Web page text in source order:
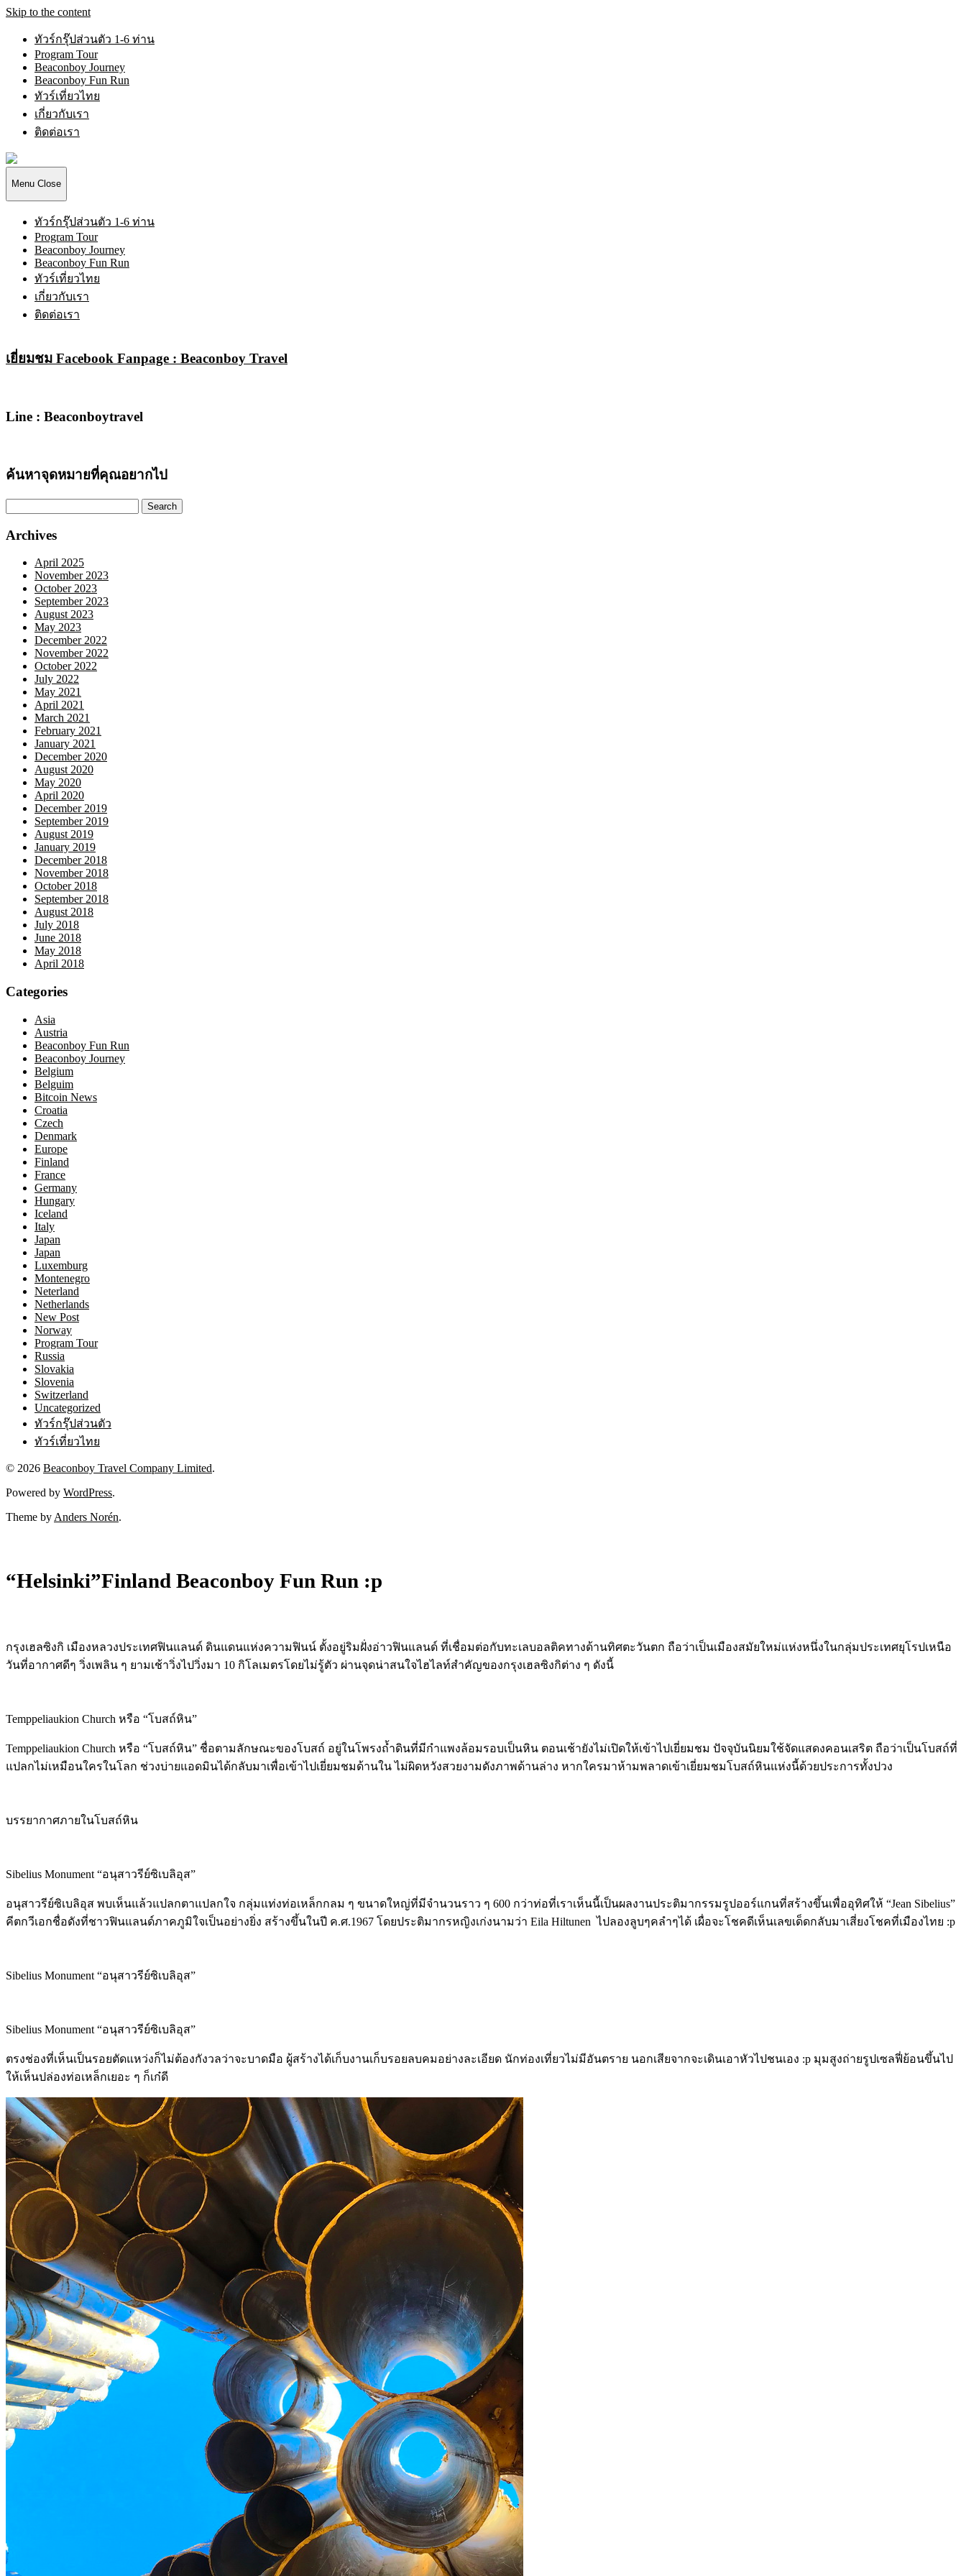
Skip to the content
ทัวร์กรุ๊ปส่วนตัว 1-6 ท่าน
Program Tour
Beaconboy Journey
Beaconboy Fun Run
ทัวร์เที่ยวไทย
เกี่ยวกับเรา
ติดต่อเรา
Beaconboy
Travel
Company
Menu Close
ทัวร์กรุ๊ปส่วนตัว 1-6 ท่าน
Program Tour
Beaconboy Journey
Beaconboy Fun Run
ทัวร์เที่ยวไทย
เกี่ยวกับเรา
ติดต่อเรา
เยี่ยมชม Facebook Fanpage : Beaconboy Travel
Line : Beaconboytravel
ค้นหาจุดหมายที่คุณอยากไป
for:
Archives
April 2025
November 2023
October 2023
September 2023
August 2023
May 2023
December 2022
November 2022
October 2022
July 2022
May 2021
April 2021
March 2021
February 2021
January 2021
December 2020
August 2020
May 2020
April 2020
December 2019
September 2019
August 2019
January 2019
December 2018
November 2018
October 2018
September 2018
August 2018
July 2018
June 2018
May 2018
April 2018
Categories
Asia
Austria
Beaconboy Fun Run
Beaconboy Journey
Belgium
Belguim
Bitcoin News
Croatia
Czech
Denmark
Europe
Finland
France
Germany
Hungary
Iceland
Italy
Japan
Japan
Luxemburg
Montenegro
Neterland
Netherlands
New Post
Norway
Program Tour
Russia
Slovakia
Slovenia
Switzerland
Uncategorized
ทัวร์กรุ๊ปส่วนตัว
ทัวร์เที่ยวไทย
© 2026 Beaconboy Travel Company Limited.
Powered by WordPress.
Theme by Anders Norén.
“Helsinki”Finland Beaconboy Fun Run :p
กรุงเฮลซิงกิ เมืองหลวงประเทศฟินแลนด์ ดินแดนแห่งความฟินน์ ตั้งอยู่ริมฝั่งอ่าวฟินแลนด์ ที่เชื่อมต่อกับทะเลบอลติคทางด้านทิศตะวันตก ถือว่าเป็นเมืองสมัยใหม่แห่งหนึ่งในกลุ่มประเทศยุโรปเหนือ
วันที่อากาศดีๆ วิ่งเพลิน ๆ ยามเช้าวิ่งไปวิ่งมา 10 กิโลเมตรโดยไม่รู้ตัว ผ่านจุดน่าสนใจไฮไลท์สำคัญของกรุงเฮลซิงกิต่าง ๆ ดังนี้
Temppeliaukion Church หรือ “โบสถ์หิน”
Temppeliaukion Church หรือ “โบสถ์หิน” ชื่อตามลักษณะของโบสถ์ อยู่ในโพรงถ้ำดินที่มีกำแพงล้อมรอบเป็นหิน ตอนเช้ายังไม่เปิดให้เข้าไปเยี่ยมชม ปัจจุบันนิยมใช้จัดแสดงคอนเสริต ถือว่าเป็นโบสถ์ที่
แปลกไม่เหมือนใครในโลก ช่วงบ่ายแอดมินได้กลับมาเพื่อเข้าไปเยี่ยมชมด้านใน ไม่ผิดหวังสวยงามดังภาพด้านล่าง หากใครมาห้ามพลาดเข้าเยี่ยมชมโบสถ์หินแห่งนี้ด้วยประการทั้งปวง
บรรยากาศภายในโบสถ์หิน
Sibelius Monument “อนุสาวรีย์ซิเบลิอุส”
อนุสาวรีย์ซิเบลิอุส พบเห็นแล้วแปลกตาแปลกใจ กลุ่มแท่งท่อเหล็กกลม ๆ ขนาดใหญ่ที่มีจำนวนราว ๆ 600 กว่าท่อที่เราเห็นนี้เป็นผลงานประติมากรรมรูปออร์แกนที่สร้างขึ้นเพื่ออุทิศให้ “Jean Sibelius”
คีตกวีเอกชื่อดังที่ชาวฟินแลนด์ภาคภูมิใจเป็นอย่างยิ่ง สร้างขึ้นในปี ค.ศ.1967 โดยประติมากรหญิงเก่งนามว่า Eila Hiltunen ไปลองลูบๆคลำๆได้ เผื่อจะโชคดีเห็นเลขเด็ดกลับมาเสี่ยงโชคที่เมืองไทย :p
Sibelius Monument “อนุสาวรีย์ซิเบลิอุส”
Sibelius Monument “อนุสาวรีย์ซิเบลิอุส”
ตรงช่องที่เห็นเป็นรอยตัดแหว่งก็ไม่ต้องกังวลว่าจะบาดมือ ผู้สร้างได้เก็บงานเก็บรอยลบคมอย่างละเอียด นักท่องเที่ยวไม่มีอันตราย นอกเสียจากจะเดินเอาหัวไปชนเอง :p มุมสูงถ่ายรูปเซลฟี่ย้อนขึ้นไป
ให้เห็นปล่องท่อเหล็กเยอะ ๆ ก็เก๋ดี